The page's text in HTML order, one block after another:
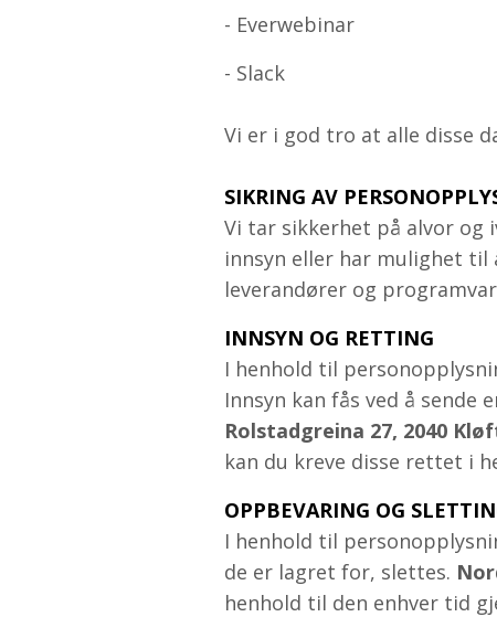
- Everwebinar
- Slack
Vi er i god tro at alle disse
SIKRING AV
Vi tar sikkerhet på alvor og
innsyn eller har mulighet til
leverandører og
INNSYN OG RETTING
I henhold til
Innsyn kan fås ved å sende
Rolstadgreina 27, 2040
kan du kreve disse rettet i
OPPBEVARING OG
I henhold til
de er lagret for, slettes.
henhold til den enhver tid